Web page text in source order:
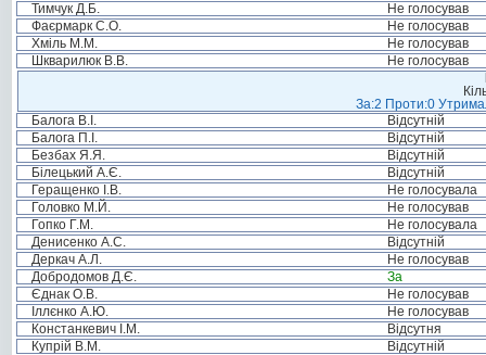
Тимчук Д.Б.
Не голосував
Фаєрмарк С.О.
Не голосував
Хміль М.М.
Не голосував
Шкварилюк В.В.
Не голосував
За:2 Проти:0
Балога В.І.
Відсутній
Балога П.І.
Відсутній
Безбах Я.Я.
Відсутній
Білецький А.Є.
Відсутній
Геращенко І.В.
Не голосувала
Головко М.Й.
Не голосував
Гопко Г.М.
Не голосувала
Денисенко А.С.
Відсутній
Деркач А.Л.
Не голосував
Добродомов Д.Є.
За
Єднак О.В.
Не голосував
Іллєнко А.Ю.
Не голосував
Констанкевич І.М.
Відсутня
Купрій В.М.
Відсутній